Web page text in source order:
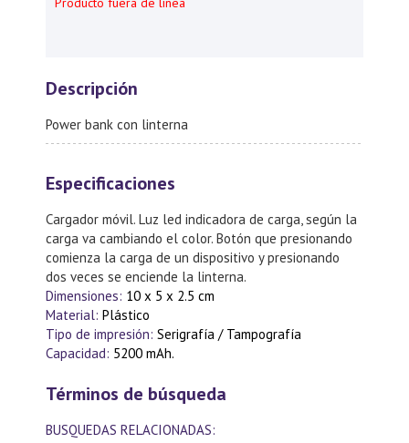
Descripción
Power bank con linterna
Especificaciones
Cargador móvil. Luz led indicadora de carga, según la
carga va cambiando el color. Botón que presionando
comienza la carga de un dispositivo y presionando
dos veces se enciende la linterna.
Dimensiones: 10 x 5 x 2.5 cm
Material: Plástico
Tipo de impresión: Serigrafía / Tampografía
Capacidad: 5200 mAh.
Términos de búsqueda
BUSQUEDAS RELACIONADAS: